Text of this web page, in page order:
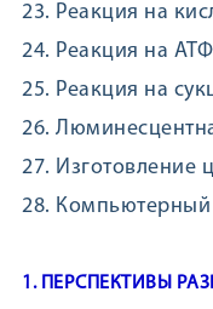
23. Реакция на
24. Реакция на
25. Реакция на
26.
27. Изготовление
28.
1. ПЕРСПЕКТИВЫ